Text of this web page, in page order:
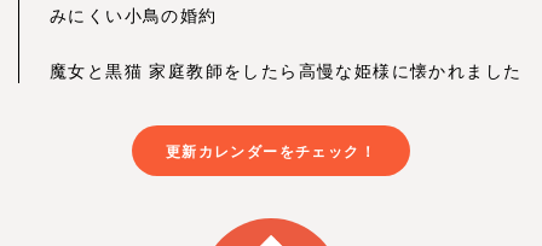
みにくい小鳥の婚約
魔女と黒猫 家庭教師をしたら高慢な姫様に懐かれました
更新カレンダーをチェック！